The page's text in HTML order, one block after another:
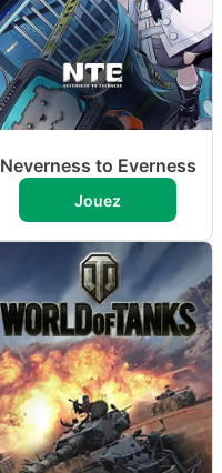
Neverness to Everness
Jouez